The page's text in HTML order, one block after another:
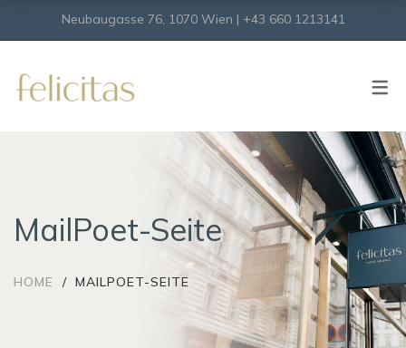
Neubaugasse 76, 1070 Wien | +43 660 1213141
MailPoet-Seite
HOME MAILPOET-SEITE